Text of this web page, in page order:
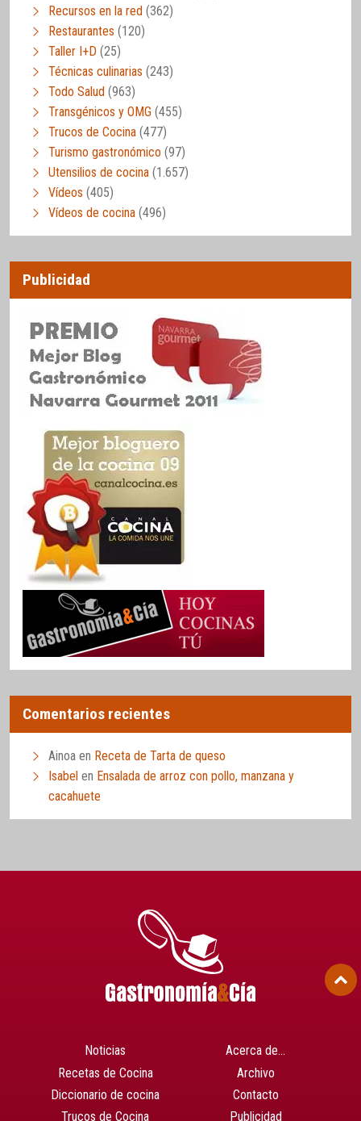
Recursos en la red (362)
Restaurantes (120)
Taller I+D (25)
Técnicas culinarias (243)
Todo Salud (963)
Transgénicos y OMG (455)
Trucos de Cocina (477)
Turismo gastronómico (97)
Utensilios de cocina (1.657)
Vídeos (405)
Vídeos de cocina (496)
Publicidad
Comentarios recientes
Ainoa en Receta de Tarta de queso
Isabel en Ensalada de arroz con pollo, manzana y
cacahuete
Noticias
Recetas de Cocina
Diccionario de cocina
Trucos de Cocina
Acerca de…
Archivo
Contacto
Publicidad